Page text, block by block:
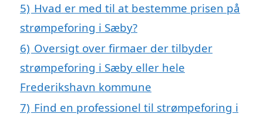
5) Hvad er med til at bestemme prisen på
strømpeforing i Sæby?
6) Oversigt over firmaer der tilbyder
strømpeforing i Sæby eller hele
Frederikshavn kommune
7) Find en professionel til strømpeforing i